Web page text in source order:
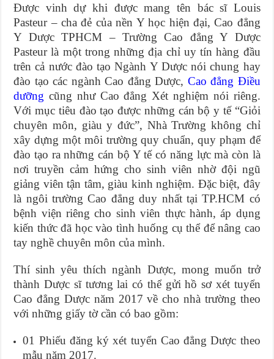
Được vinh dự khi được mang tên bác sĩ Louis
Pasteur – cha đẻ của nền Y học hiện đại, Cao đẳng
Y Dược TPHCM – Trường Cao đẳng Y Dược
Pasteur là một trong những địa chỉ uy tín hàng đầu
trên cả nước đào tạo Ngành Y Dược nói chung hay
đào tạo các ngành Cao đẳng Dược, Cao đẳng Điều
dưỡng cũng như Cao đẳng Xét nghiệm nói riêng.
Với mục tiêu đào tạo được những cán bộ y tế “Giỏi
chuyên môn, giàu y đức”, Nhà Trường không chỉ
xây dựng một môi trường quy chuẩn, quy phạm để
đào tạo ra những cán bộ Y tế có năng lực mà còn là
nơi truyền cảm hứng cho sinh viên nhờ đội ngũ
giảng viên tận tâm, giàu kinh nghiệm. Đặc biệt, đây
là ngôi trường Cao đẳng duy nhất tại TP.HCM có
bệnh viện riêng cho sinh viên thực hành, áp dụng
kiến thức đã học vào tình huống cụ thể để nâng cao
tay nghề chuyên môn của mình.
Thí sinh yêu thích ngành Dược, mong muốn trở
thành Dược sĩ tương lai có thể gửi hồ sơ xét tuyển
Cao đẳng Dược năm 2017 về cho nhà trường theo
với những giấy tờ cần có bao gồm:
01 Phiếu đăng ký xét tuyển Cao đẳng Dược theo
mẫu năm 2017.